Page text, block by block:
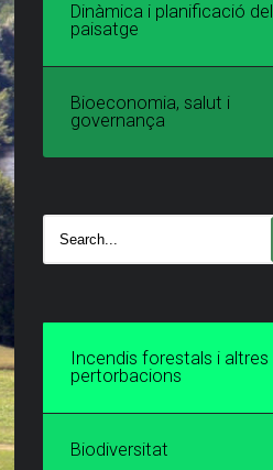
Dinàmica i planificació del
paisatge
Bioeconomia, salut i
governança
Incendis forestals i altres
pertorbacions
Biodiversitat